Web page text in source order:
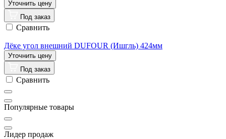
Под заказ
Сравнить
Дёке угол внешний DUFOUR (Ишгль) 424мм
Под заказ
Сравнить
Популярные товары
Лидер продаж